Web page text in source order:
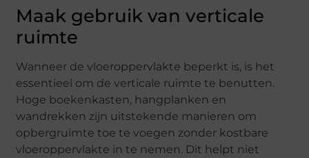
Maak gebruik van verticale
ruimte
Wanneer de vloeroppervlakte beperkt is, is het
essentieel om de verticale ruimte te benutten.
Hoge boekenkasten, hangplanken en
wandrekken zijn uitstekende manieren om
opbergruimte toe te voegen zonder kostbare
vloeroppervlakte in te nemen. Dit helpt niet